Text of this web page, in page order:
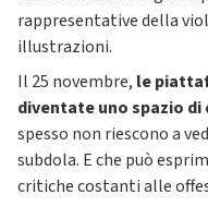
rappresentative della
illustrazioni.
Il 25 novembre, le
diventate uno spazio di
spesso non riescono a
subdola. E che può
critiche costanti alle